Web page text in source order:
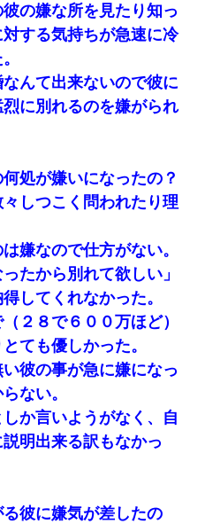
の嫌な所を見たり知っ
する気持ちが急速に冷
んて出来ないので彼に
に別れるのを嫌がられ
処が嫌いになったの？
しつこく問われたり理
嫌なので仕方がない。
たから別れて欲しい」
してくれなかった。
２８で６００万ほど）
ても優しかった。
彼の事が急に嫌になっ
ない。
か言いようがなく、自
明出来る訳もなかっ
彼に嫌気が差したの